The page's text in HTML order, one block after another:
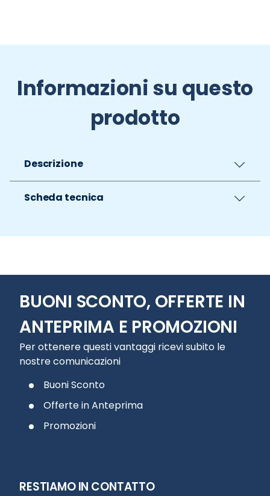
Informazioni su questo
prodotto
Descrizione
Scheda tecnica
BUONI SCONTO, OFFERTE IN
ANTEPRIMA E PROMOZIONI
Per ottenere questi vantaggi ricevi subito le
nostre comunicazioni
Buoni Sconto
Offerte in Anteprima
Promozioni
RESTIAMO IN CONTATTO